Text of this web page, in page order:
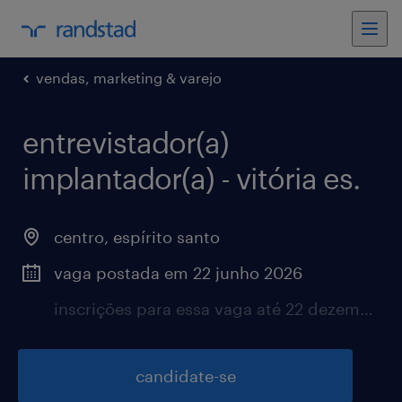
vendas, marketing & varejo
entrevistador(a)
implantador(a) - vitória es.
centro, espírito santo
vaga postada em 22 junho 2026
inscrições para essa vaga até 22 dezembro 2026
candidate-se